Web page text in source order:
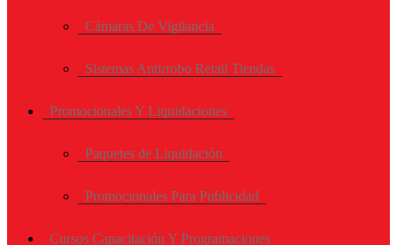
Cámaras De Vigilancia
Sistemas Antirrobo Retail Tiendas
Promocionales Y Liquidaciones
Paquetes de Liquidación
Promocionales Para Publicidad
Cursos Capacitación Y Programaciones